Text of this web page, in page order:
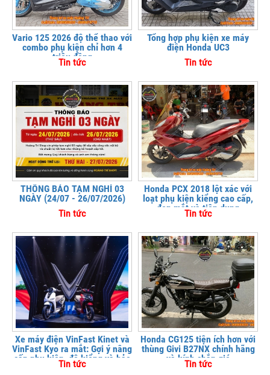
Vario 125 2026 độ thể thao với
combo phụ kiện chỉ hơn 4
triệu đồng
Tin tức
Tổng hợp phụ kiện xe máy
điện Honda UC3
Tin tức
THÔNG BÁO TẠM NGHỈ 03
NGÀY (24/07 - 26/07/2026)
Tin tức
Honda PCX 2018 lột xác với
loạt phụ kiện kiểng cao cấp,
đẹp mắt và tiện dụng
Tin tức
Xe máy điện VinFast Kinet và
VinFast Kyo ra mắt: Gợi ý nâng
cấp phụ kiện, độ kiểng và bảo
vệ xe tại
Tin tức
Honda CG125 tiện ích hơn với
thùng Givi B27NX chính hãng
và kính chắn gió
Tin tức